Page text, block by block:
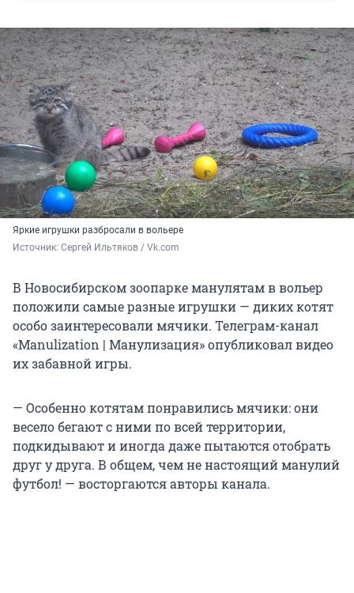
Яркие игрушки разбросали в вольере
Источник: Сергей Ильтяков / Vk.com
В Новосибирском зоопарке манулятам в вольер
положили самые разные игрушки — диких котят
особо заинтересовали мячики. Телеграм-канал
«Manulization | Манулизация» опубликовал видео
их забавной игры.
— Особенно котятам понравились мячики: они
весело бегают с ними по всей территории,
подкидывают и иногда даже пытаются отобрать
друг у друга. В общем, чем не настоящий манулий
футбол! — восторгаются авторы канала.